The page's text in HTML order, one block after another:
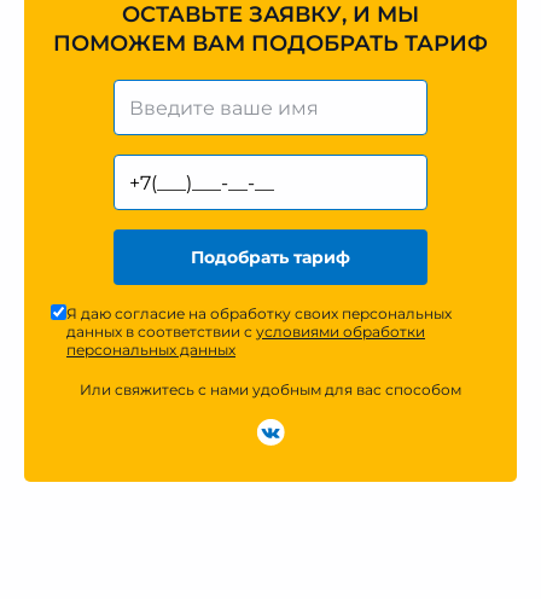
ОСТАВЬТЕ ЗАЯВКУ, И МЫ
ПОМОЖЕМ ВАМ ПОДОБРАТЬ ТАРИФ
Подобрать тариф
Я даю согласие на обработку своих персональных
данных в соответствии с условиями обработки
персональных данных
Или свяжитесь с нами удобным для вас способом